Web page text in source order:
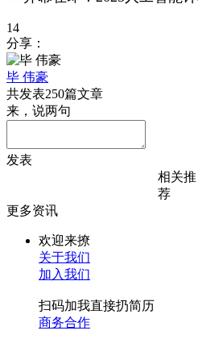
14
分享：
毕 伟豪
共发表250篇文章
来，说两句
发表
相关推
荐
更多资讯
欢迎来撩
关于我们
加入我们
扫码加我直接扔简历
商务合作